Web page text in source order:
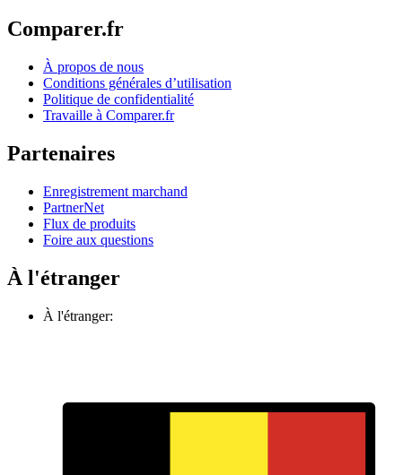
Comparer.fr
À propos de nous
Conditions générales d’utilisation
Politique de confidentialité
Travaille à Comparer.fr
Partenaires
Enregistrement marchand
PartnerNet
Flux de produits
Foire aux questions
À l'étranger
À l'étranger: